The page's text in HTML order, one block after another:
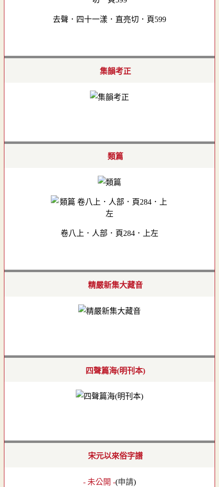
去聲．四十一漾．直亮切．頁599
集韻考正
類篇
卷八上．人部．頁284．上左
精嚴新集大藏音
四聲篇海(明刊本)
宋元以來俗字譜
- 未公開 -(申請)